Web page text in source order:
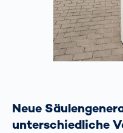
Neue
unterschiedliche